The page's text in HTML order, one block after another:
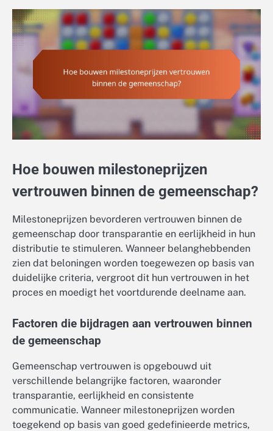
Hoe bouwen milestoneprijzen
vertrouwen binnen de gemeenschap?
Milestoneprijzen bevorderen vertrouwen binnen de
gemeenschap door transparantie en eerlijkheid in hun
distributie te stimuleren. Wanneer belanghebbenden
zien dat beloningen worden toegewezen op basis van
duidelijke criteria, vergroot dit hun vertrouwen in het
proces en moedigt het voortdurende deelname aan.
Factoren die bijdragen aan vertrouwen binnen
de gemeenschap
Gemeenschap vertrouwen is opgebouwd uit
verschillende belangrijke factoren, waaronder
transparantie, eerlijkheid en consistente
communicatie. Wanneer milestoneprijzen worden
toegekend op basis van goed gedefinieerde metrics,